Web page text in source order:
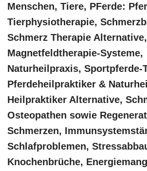
Menschen, Tiere, PFerde:
Tierphysiotherapie,
Schmerz Therapie
Magnetfeldtherapie-Systeme,
Naturheilpraxis, Sportpferde-
Pferdeheilpraktiker &
Heilpraktiker Alternative,
Osteopathen sowie
Schmerzen,
Schlafproblemen,
Knochenbrüche,